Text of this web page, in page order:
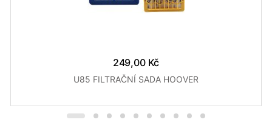
249,00 Kč
U85 FILTRAČNÍ SADA HOOVER